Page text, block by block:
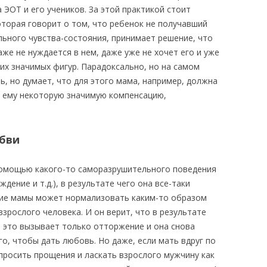
и его учеников. За этой практикой стоит
говорит о том, что ребенок не получавший
чувства-состояния, принимает решение, что
не нуждается в нем, даже уже не хочет его и уже
значимых фигур. Парадоксально, но на самом
но думает, что для этого мама, например, должна
ему некоторую значимую компенсацию,
какого-то саморазрушительного поведения
и т.д.), в результате чего она все-таки
мамы может нормализовать каким-то образом
человека. И он верит, что в результате
вызывает только отторжение и она снова
чтобы дать любовь. Но даже, если мать вдруг по
прощения и ласкать взрослого мужчину как